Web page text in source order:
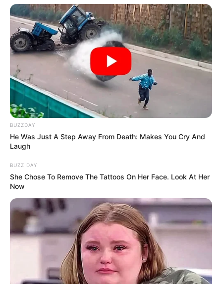
BUZZDAY
He Was Just A Step Away From Death: Makes You Cry And
Laugh
BUZZ DAY
She Chose To Remove The Tattoos On Her Face. Look At Her
Now